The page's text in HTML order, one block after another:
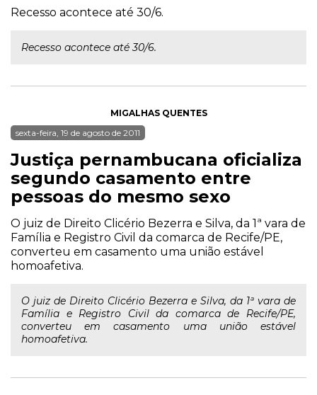
Recesso acontece até 30/6.
Recesso acontece até 30/6.
MIGALHAS QUENTES
sexta-feira, 19 de agosto de 2011
Justiça pernambucana oficializa
segundo casamento entre
pessoas do mesmo sexo
O juiz de Direito Clicério Bezerra e Silva, da 1ª vara de
Família e Registro Civil da comarca de Recife/PE,
converteu em casamento uma união estável
homoafetiva.
O juiz de Direito Clicério Bezerra e Silva, da 1ª vara de
Família e Registro Civil da comarca de Recife/PE,
converteu em casamento uma união estável
homoafetiva.